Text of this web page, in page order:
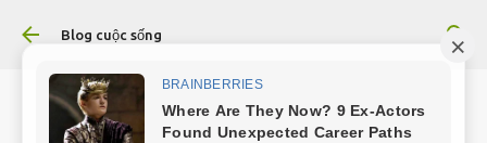
Chuyển đến nội dung chính
Blog cuộc sống